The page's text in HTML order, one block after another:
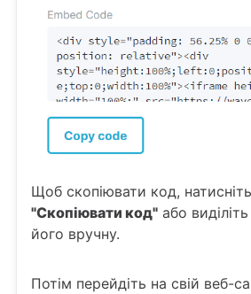
Щоб скопіювати код,
"Скопіювати код" або
його вручну.
Потім перейдіть на свій веб-